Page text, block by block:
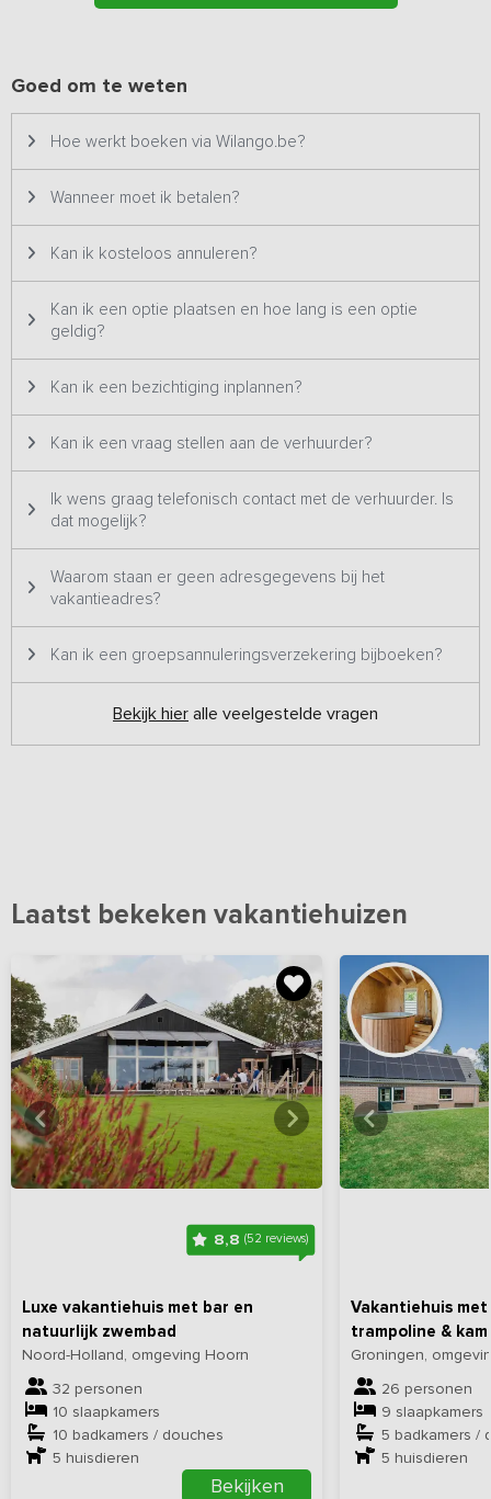
buffetten of het leveren van een goed gevulde picknickmand
Bijzonderheden: Dit vakantieadres is zowel voor kleine als
grotere groepen geschikt en staat daarom drie keer op ons
platform. Het betreft hetzelfde vakantieadres met dezelfde
foto's & prijzen en wordt dus ook altijd aan één groep tegelijk
verhuurd.
Goed om te weten
Hoe werkt boeken via Wilango.be?
Wanneer moet ik betalen?
Kan ik kosteloos annuleren?
Kan ik een optie plaatsen en hoe lang is een optie
geldig?
Kan ik een bezichtiging inplannen?
Kan ik een vraag stellen aan de verhuurder?
Ik wens graag telefonisch contact met de verhuurder. Is
dat mogelijk?
Waarom staan er geen adresgegevens bij het
vakantieadres?
Kan ik een groepsannuleringsverzekering bijboeken?
Bekijk hier alle veelgestelde vragen
Laatst bekeken vakantiehuizen
8,8 (52 reviews)
Luxe vakantiehuis met bar en
natuurlijk zwembad
Noord-Holland, omgeving Hoorn
32 personen
10 slaapkamers
10 badkamers / douches
5 huisdieren
Bekijken
Bekijkhieralle foto's
Vakantiehuis
trampoline &
Groningen,
26 personen
9 slaapkamers
5 badkamers /
5 huisdieren
Bekijk